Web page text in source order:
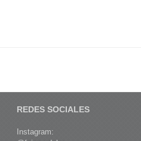
REDES SOCIALES
Instagram: